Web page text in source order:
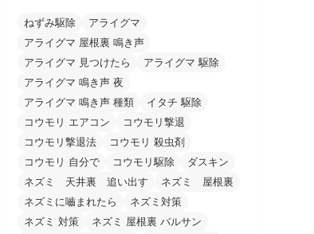
ねずみ駆除
アライグマ
アライグマ 屋根裏 鳴き声
アライグマ 見つけたら
アライグマ 駆除
アライグマ 鳴き声 夜
アライグマ 鳴き声 種類
イタチ 駆除
コウモリ エアコン
コウモリ撃退
コウモリ撃退法
コウモリ 殺虫剤
コウモリ 自分で
コウモリ駆除
ダスキン
ネズミ 天井裏 追い出す
ネズミ 屋根裏
ネズミに嚙まれたら
ネズミ対策
ネズミ 対策
ネズミ 屋根裏 バルサン